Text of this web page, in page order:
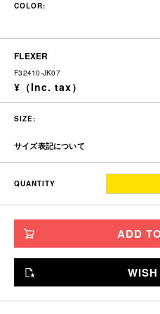
FLEXER
F32410-JK07
COLOR:
SIZE:
サイズ表記について
着丈
77
SKINNY
80
FAT
83
JUMBO
86
QUANTITY
ADD